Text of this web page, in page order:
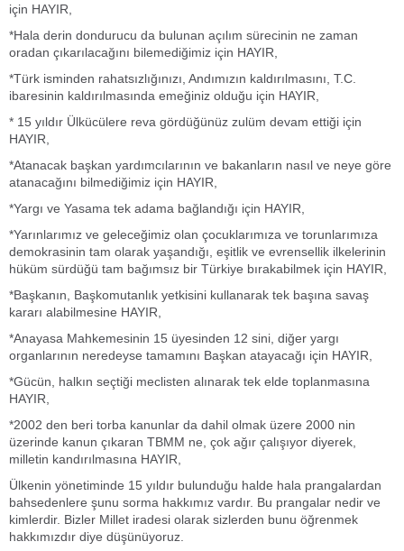
için HAYIR,
*Hala derin dondurucu da bulunan açılım sürecinin ne zaman
oradan çıkarılacağını bilemediğimiz için HAYIR,
*Türk isminden rahatsızlığınızı, Andımızın kaldırılmasını, T.C.
ibaresinin kaldırılmasında emeğiniz olduğu için HAYIR,
* 15 yıldır Ülkücülere reva gördüğünüz zulüm devam ettiği için
HAYIR,
*Atanacak başkan yardımcılarının ve bakanların nasıl ve neye göre
atanacağını bilmediğimiz için HAYIR,
*Yargı ve Yasama tek adama bağlandığı için HAYIR,
*Yarınlarımız ve geleceğimiz olan çocuklarımıza ve torunlarımıza
demokrasinin tam olarak yaşandığı, eşitlik ve evrensellik ilkelerinin
hüküm sürdüğü tam bağımsız bir Türkiye bırakabilmek için HAYIR,
*Başkanın, Başkomutanlık yetkisini kullanarak tek başına savaş
kararı alabilmesine HAYIR,
*Anayasa Mahkemesinin 15 üyesinden 12 sini, diğer yargı
organlarının neredeyse tamamını Başkan atayacağı için HAYIR,
*Gücün, halkın seçtiği meclisten alınarak tek elde toplanmasına
HAYIR,
*2002 den beri torba kanunlar da dahil olmak üzere 2000 nin
üzerinde kanun çıkaran TBMM ne, çok ağır çalışıyor diyerek,
milletin kandırılmasına HAYIR,
Ülkenin yönetiminde 15 yıldır bulunduğu halde hala prangalardan
bahsedenlere şunu sorma hakkımız vardır. Bu prangalar nedir ve
kimlerdir. Bizler Millet iradesi olarak sizlerden bunu öğrenmek
hakkımızdır diye düşünüyoruz.